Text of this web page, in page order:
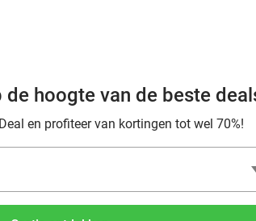
à West-
coût
hoogte van de beste
en profiteer van kortingen tot wel 70%!